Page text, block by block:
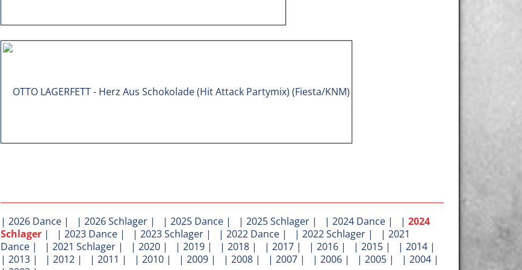
| 2026 Dance | | 2026 Schlager | | 2025 Dance | | 2025 Schlager | | 2024 Dance | | 2024
Schlager | | 2023 Dance | | 2023 Schlager | | 2022 Dance | | 2022 Schlager | | 2021
Dance | | 2021 Schlager | | 2020 | | 2019 | | 2018 | | 2017 | | 2016 | | 2015 | | 2014 |
| 2013 | | 2012 | | 2011 | | 2010 | | 2009 | | 2008 | | 2007 | | 2006 | | 2005 | | 2004 |